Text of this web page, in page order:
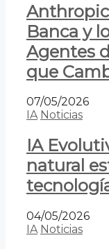
Banca y
Agentes
que
07/05/2026
IA Noticias
IA
natural
04/05/2026
IA Noticias